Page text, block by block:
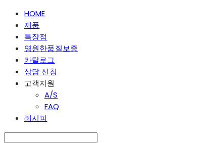
HOME
제품
특장점
영원한품질보증
카탈로그
상담 신청
고객지원
A/S
FAQ
레시피